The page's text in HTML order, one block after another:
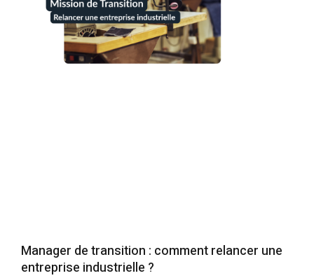
Manager de transition : comment relancer une
entreprise industrielle ?